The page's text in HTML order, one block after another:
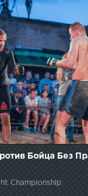
Бойца Без
Championship